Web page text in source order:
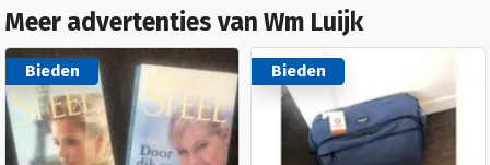
Meer advertenties van Wm Luijk
Bieden Bieden